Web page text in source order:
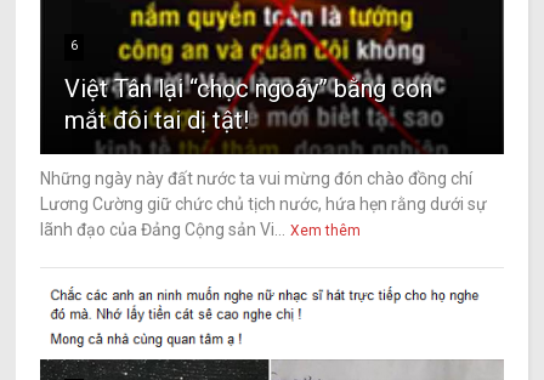
6
Việt Tân lại “chọc ngoáy” bằng con
mắt đôi tai dị tật!
Những ngày này đất nước ta vui mừng đón chào đồng chí
Lương Cường giữ chức chủ tịch nước, hứa hẹn rằng dưới sự
lãnh đạo của Đảng Cộng sản Vi...
Xem thêm